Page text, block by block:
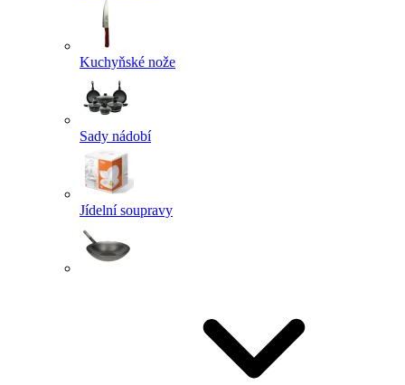
Kuchyňské nože
Sady nádobí
Jídelní soupravy